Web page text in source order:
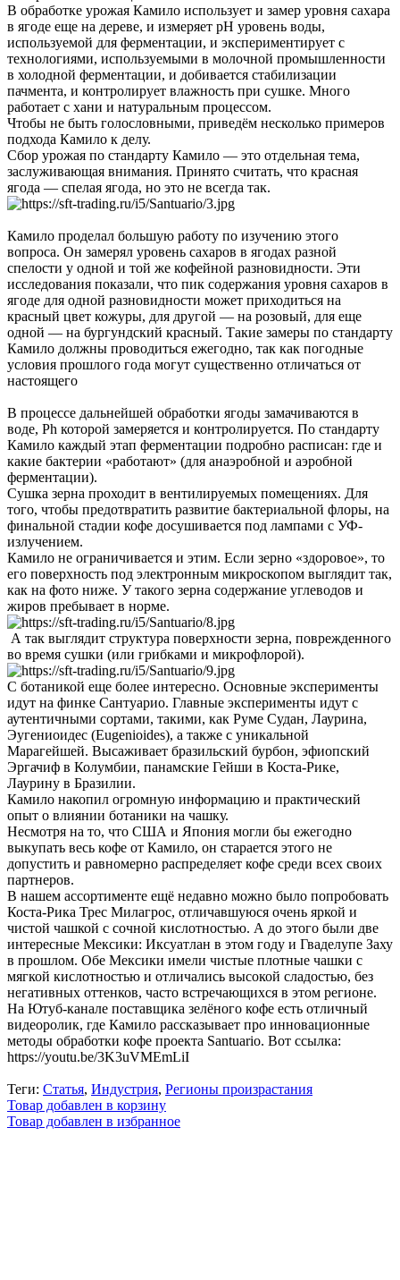
В обработке урожая Камило использует и замер уровня сахара
в ягоде еще на дереве, и измеряет pH уровень воды,
используемой для ферментации, и экспериментирует с
технологиями, используемыми в молочной промышленности
в холодной ферментации, и добивается стабилизации
пачмента, и контролирует влажность при сушке. Много
работает с хани и натуральным процессом.
Чтобы не быть голословными, приведём несколько примеров
подхода Камило к делу.
Сбор урожая по стандарту Камило — это отдельная тема,
заслуживающая внимания. Принято считать, что красная
ягода — спелая ягода, но это не всегда так.
Камило проделал большую работу по изучению этого
вопроса. Он замерял уровень сахаров в ягодах разной
спелости у одной и той же кофейной разновидности. Эти
исследования показали, что пик содержания уровня сахаров в
ягоде для одной разновидности может приходиться на
красный цвет кожуры, для другой — на розовый, для еще
одной — на бургундский красный. Такие замеры по стандарту
Камило должны проводиться ежегодно, так как погодные
условия прошлого года могут существенно отличаться от
настоящего
В процессе дальнейшей обработки ягоды замачиваются в
воде, Ph которой замеряется и контролируется. По стандарту
Камило каждый этап ферментации подробно расписан: где и
какие бактерии «работают» (для анаэробной и аэробной
ферментации).
Сушка зерна проходит в вентилируемых помещениях. Для
того, чтобы предотвратить развитие бактериальной флоры, на
финальной стадии кофе досушивается под лампами с УФ-
излучением.
Камило не ограничивается и этим. Если зерно «здоровое», то
его поверхность под электронным микроскопом выглядит так,
как на фото ниже. У такого зерна содержание углеводов и
жиров пребывает в норме.
А так выглядит структура поверхности зерна, поврежденного
во время сушки (или грибками и микрофлорой).
С ботаникой еще более интересно. Основные эксперименты
идут на финке Сантуарио. Главные эксперименты идут с
аутентичными сортами, такими, как Руме Судан, Лаурина,
Эугениоидес (Eugenioides), а также с уникальной
Марагейшей. Высаживает бразильский бурбон, эфиопский
Эргачиф в Колумбии, панамские Гейши в Коста-Рике,
Лаурину в Бразилии.
Камило накопил огромную информацию и практический
опыт о влиянии ботаники на чашку.
Несмотря на то, что США и Япония могли бы ежегодно
выкупать весь кофе от Камило, он старается этого не
допустить и равномерно распределяет кофе среди всех своих
партнеров.
В нашем ассортименте ещё недавно можно было попробовать
Коста-Рика Трес Милагрос, отличавшуюся очень яркой и
чистой чашкой с сочной кислотностью. А до этого были две
интересные Мексики: Иксуатлан в этом году и Гваделупе Заху
в прошлом. Обе Мексики имели чистые плотные чашки с
мягкой кислотностью и отличались высокой сладостью, без
негативных оттенков, часто встречающихся в этом регионе.
На Ютуб-канале поставщика зелёного кофе есть отличный
видеоролик, где Камило рассказывает про инновационные
методы обработки кофе проекта Santuario. Вот ссылка:
https://youtu.be/3K3uVMEmLiI
Теги: Статья, Индустрия, Регионы произрастания
Товар добавлен в корзину
Товар добавлен в избранное